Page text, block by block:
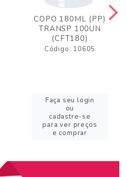
COPO 180ML (PP)
TRANSP 100UN
(CFT180)
Código: 10605
Faça seu login
ou
cadastre-se
para ver preços
e comprar